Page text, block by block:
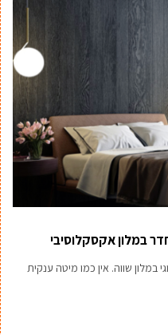
במלון אקסקלוסיבי
שווה. אין כמו מיטה ענקית